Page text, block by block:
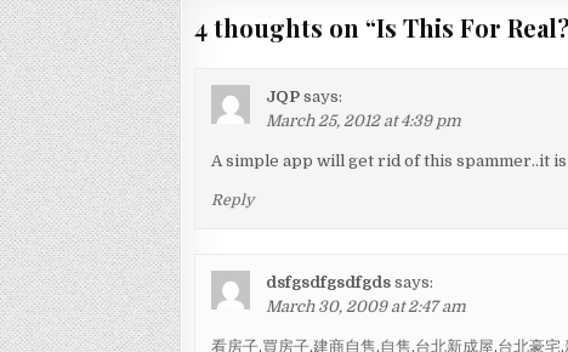
4 thoughts on “Is This For Real?
JQP says:
March 25, 2012 at 4:39 pm
A simple app will get rid of this spammer..it
Reply
dsfgsdfgsdfgds says:
March 30, 2009 at 2:47 am
看房子,買房子,建商自售,自售,台北新成屋,台北豪宅,